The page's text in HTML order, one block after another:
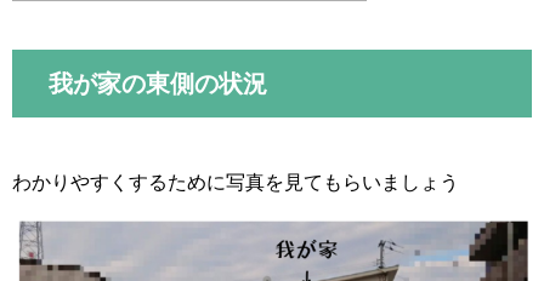
我が家の東側の状況
わかりやすくするために写真を見てもらいましょう